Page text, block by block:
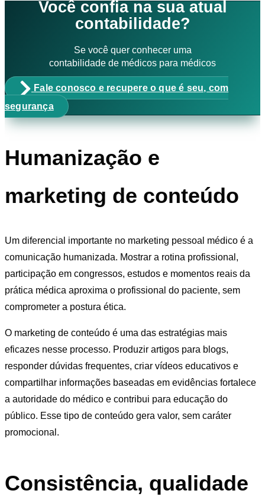
Você confia na sua atual
contabilidade?
Se você quer conhecer uma
contabilidade de médicos para médicos
Fale conosco e recupere o que é seu, com
segurança
Humanização e
marketing de conteúdo
Um diferencial importante no marketing pessoal médico é a
comunicação humanizada. Mostrar a rotina profissional,
participação em congressos, estudos e momentos reais da
prática médica aproxima o profissional do paciente, sem
comprometer a postura ética.
O marketing de conteúdo é uma das estratégias mais
eficazes nesse processo. Produzir artigos para blogs,
responder dúvidas frequentes, criar vídeos educativos e
compartilhar informações baseadas em evidências fortalece
a autoridade do médico e contribui para educação do
público. Esse tipo de conteúdo gera valor, sem caráter
promocional.
Consistência, qualidade